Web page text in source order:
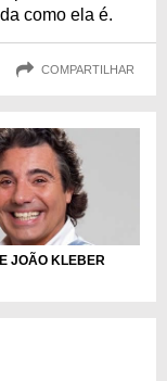
como ela é.
COMPARTILHAR
JOÃO KLEBER